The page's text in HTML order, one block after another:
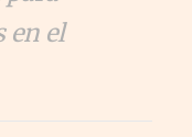
en el